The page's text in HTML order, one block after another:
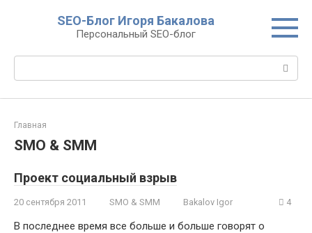
SEO-Блог Игоря Бакалова
Персональный SEO-блог
Поиск:
Главная
SMO & SMM
Проект социальный взрыв
20 сентября 2011 SMO & SMM Bakalov Igor 4
В последнее время все больше и больше говорят о